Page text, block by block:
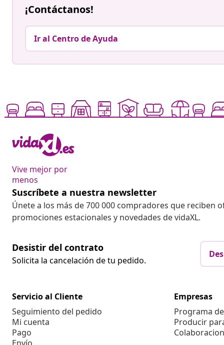
¡Contáctanos!
Ir al Centro de Ayuda
Vive mejor por
menos
Suscríbete a nuestra newsletter
Únete a los más de 700 000 compradores que reciben
promociones estacionales y novedades de vidaXL.
Desistir del contrato
Solicita la cancelación de tu pedido.
Servicio al Cliente
Seguimiento del pedido
Mi cuenta
Pago
Empresas
Programa
Producir